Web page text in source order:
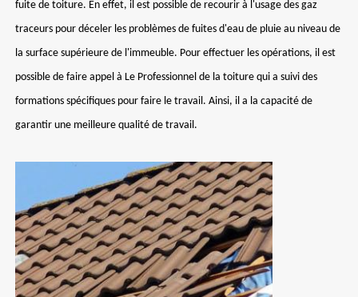
fuite de toiture. En effet, il est possible de recourir à l'usage des gaz
traceurs pour déceler les problèmes de fuites d'eau de pluie au niveau de
la surface supérieure de l'immeuble. Pour effectuer les opérations, il est
possible de faire appel à Le Professionnel de la toiture qui a suivi des
formations spécifiques pour faire le travail. Ainsi, il a la capacité de
garantir une meilleure qualité de travail.